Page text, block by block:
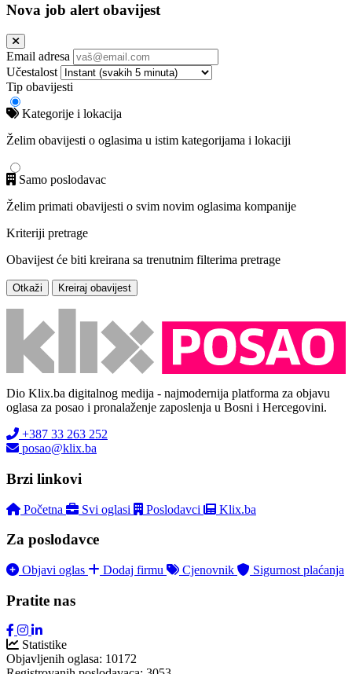
Nova job alert obavijest
Email adresa
Učestalost
Tip obavijesti
Kategorije i lokacija
Želim obavijesti o oglasima u istim kategorijama i lokaciji
Samo poslodavac
Želim primati obavijesti o svim novim oglasima kompanije
Kriteriji pretrage
Obavijest će biti kreirana sa trenutnim filterima pretrage
Otkaži Kreiraj obavijest
Dio Klix.ba digitalnog medija - najmodernija platforma za objavu
oglasa za posao i pronalaženje zaposlenja u Bosni i Hercegovini.
+387 33 263 252
posao@klix.ba
Brzi linkovi
Početna Svi oglasi Poslodavci Klix.ba
Za poslodavce
Objavi oglas Dodaj firmu Cjenovnik Sigurnost plaćanja
Pratite nas
Statistike
Objavljenih oglasa: 10172